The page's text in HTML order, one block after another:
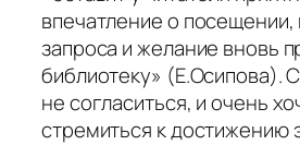
впечатление о
запроса и желание вновь
библиотеку» (Е.Осипова).
не согласиться, и очень
стремиться к достижению